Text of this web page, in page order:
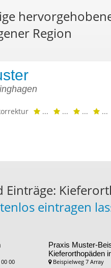
Region
... ... ... ...
Einträge:
eintragen
00
Praxis Muster-
Kieferorthopäden
Beispielweg 7 Array